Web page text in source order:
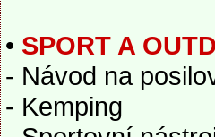
• SPORT A
- Návod na
- Kemping